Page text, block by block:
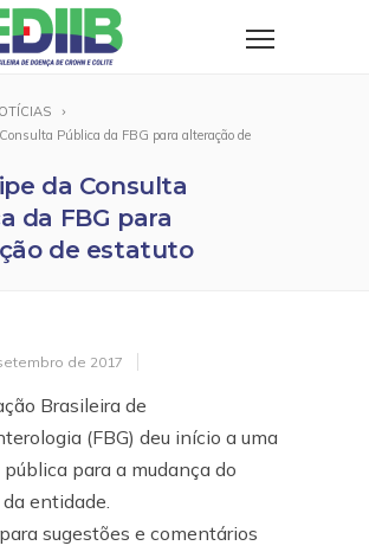
Pública da FBG para alteração de
da Consulta
da FBG para
de estatuto
de 2017
Brasileira de
(FBG) deu início a uma
para a mudança do
entidade.
sugestões e comentários